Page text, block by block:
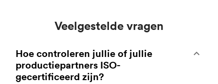
Veelgestelde vragen
Hoe controleren jullie of jullie
productiepartners ISO-
gecertificeerd zijn?